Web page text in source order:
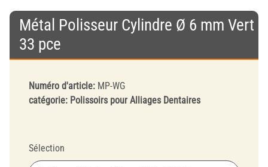
Métal Polisseur Cylindre Ø 6 mm Vert
33 pce
Numéro d'article: MP-WG
catégorie: Polissoirs pour Alliages Dentaires
Sélection